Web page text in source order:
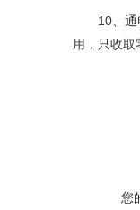
10、通电
用，只收
您